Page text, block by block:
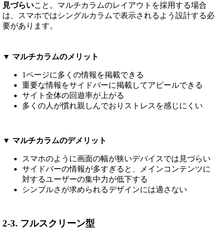
見づらいこと。マルチカラムのレイアウトを採用する場合
は、スマホではシングルカラムで表示されるよう設計する必
要があります。
▼ マルチカラムのメリット
1ページに多くの情報を掲載できる
重要な情報をサイドバーに掲載してアピールできる
サイト全体の回遊率が上がる
多くの人が慣れ親しんでおりストレスを感じにくい
▼ マルチカラムのデメリット
スマホのように画面の幅が狭いデバイスでは見づらい
サイドバーの情報が多すぎると、メインコンテンツに
対するユーザーの集中力が低下する
シンプルさが求められるデザインには適さない
2-3. フルスクリーン型